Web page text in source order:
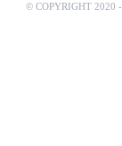
© COPYRIGHT 2020 -